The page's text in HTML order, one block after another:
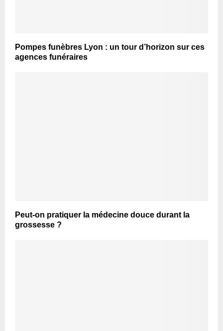
Pompes funèbres Lyon : un tour d’horizon sur ces
agences funéraires
Peut-on pratiquer la médecine douce durant la
grossesse ?